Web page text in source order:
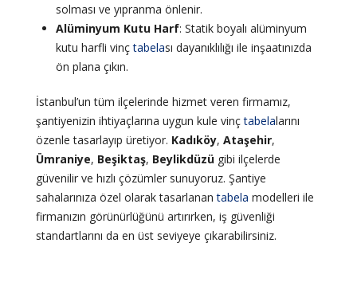
solması ve yıpranma önlenir.
Alüminyum Kutu Harf: Statik boyalı alüminyum
kutu harfli vinçtabelası dayanıklılığı ile inşaatınızda
ön plana çıkın.
İstanbul’un tüm ilçelerinde hizmet veren firmamız,
şantiyenizin ihtiyaçlarına uygun kule vinçtabelalarını
özenle tasarlayıp üretiyor. Kadıköy, Ataşehir,
Ümraniye, Beşiktaş, Beylikdüzü gibi ilçelerde
güvenilir ve hızlı çözümler sunuyoruz. Şantiye
sahalarınıza özel olarak tasarlanantabela modelleri ile
firmanızın görünürlüğünü artırırken, iş güvenliği
standartlarını da en üst seviyeye çıkarabilirsiniz.